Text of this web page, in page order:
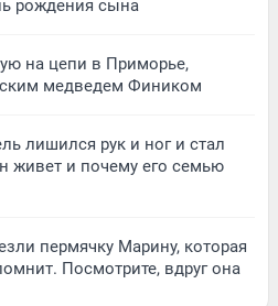
рождения сына
на цепи в Приморье,
медведем Фиником
лишился рук и ног и стал
живет и почему его семью
пермячку Марину, которая
Посмотрите, вдруг она